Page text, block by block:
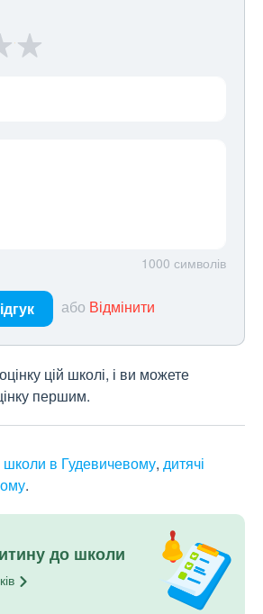
1000 символів
або Відмінити
цій школі, і ви можете
першим.
школи в Гудевичевому, дитячі
.
до школи